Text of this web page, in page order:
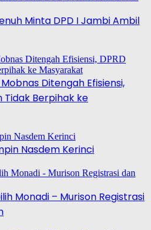
Minta DPD I Jambi Ambil
Ditengah Efisiensi,
Tidak Berpihak ke
Nasdem Kerinci
Monadi – Murison Registrasi